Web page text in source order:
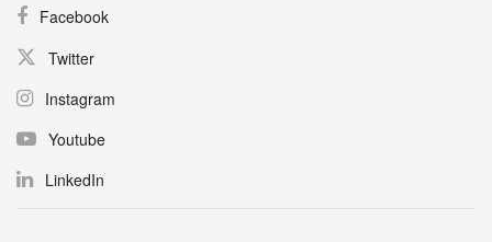
Facebook
Twitter
Instagram
Youtube
LinkedIn